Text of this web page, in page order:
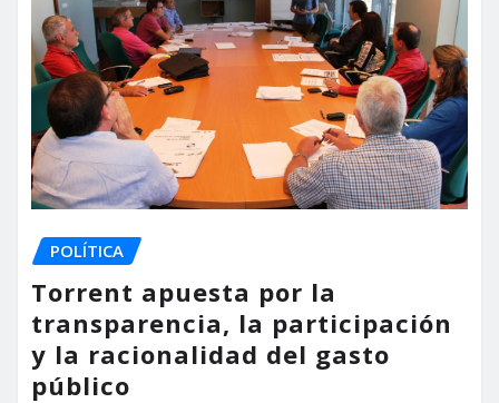
POLÍTICA
Torrent apuesta por la
transparencia, la participación
y la racionalidad del gasto
público